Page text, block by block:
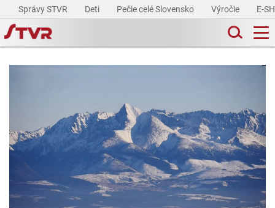
Správy STVR Deti Pečie celé Slovensko Výročie E-